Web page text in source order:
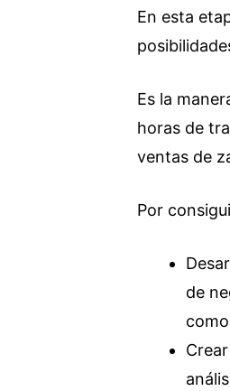
En esta
Es la
horas de
ventas de
Por
de